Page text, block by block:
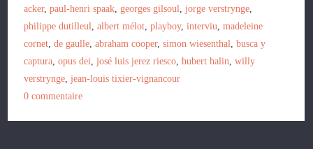
acker,paul-henri spaak,georges gilsoul,jorge verstrynge,
philippe dutilleul,albert mélot,playboy,interviu,madeleine
cornet,de gaulle,abraham cooper,simon wiesenthal,busca y
captura,opus dei,josé luis jerez riesco,hubert halin,willy
verstrynge,jean-louis tixier-vignancour
0 commentaire